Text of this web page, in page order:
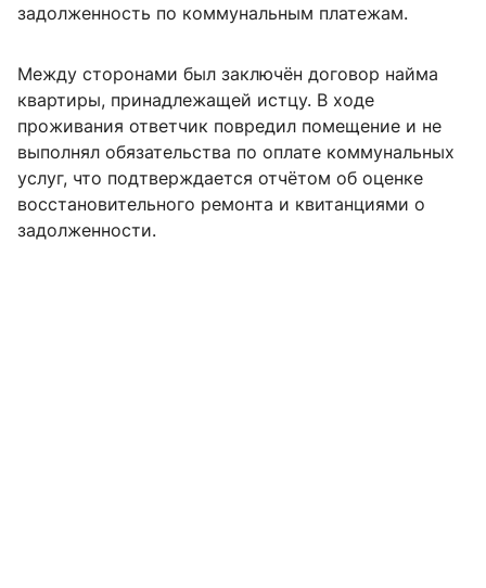
задолженность по коммунальным платежам.
Между сторонами был заключён договор найма
квартиры, принадлежащей истцу. В ходе
проживания ответчик повредил помещение и не
выполнял обязательства по оплате коммунальных
услуг, что подтверждается отчётом об оценке
восстановительного ремонта и квитанциями о
задолженности.